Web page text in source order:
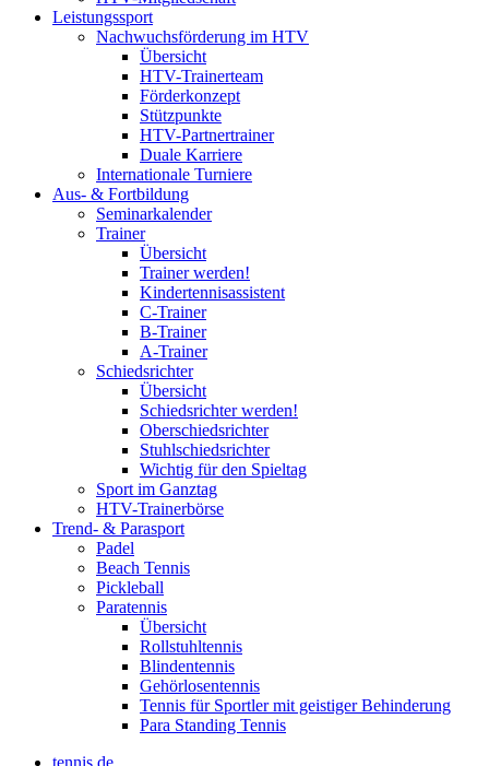
Leistungssport
Nachwuchsförderung im HTV
Übersicht
HTV-Trainerteam
Förderkonzept
Stützpunkte
HTV-Partnertrainer
Duale Karriere
Internationale Turniere
Aus- & Fortbildung
Seminarkalender
Trainer
Übersicht
Trainer werden!
Kindertennisassistent
C-Trainer
B-Trainer
A-Trainer
Schiedsrichter
Übersicht
Schiedsrichter werden!
Oberschiedsrichter
Stuhlschiedsrichter
Wichtig für den Spieltag
Sport im Ganztag
HTV-Trainerbörse
Trend- & Parasport
Padel
Beach Tennis
Pickleball
Paratennis
Übersicht
Rollstuhltennis
Blindentennis
Gehörlosentennis
Tennis für Sportler mit geistiger Behinderung
Para Standing Tennis
tennis.de